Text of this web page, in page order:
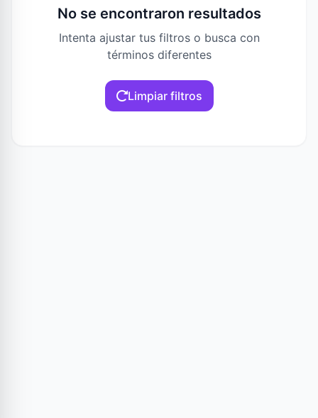
No se encontraron resultados
Intenta ajustar tus filtros o busca con
términos diferentes
Limpiar filtros